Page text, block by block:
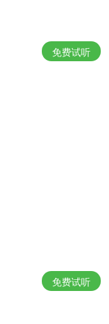
免费试听
免费试听